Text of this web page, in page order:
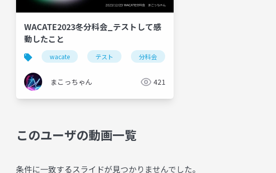
WACATE2023冬分科会_テストして感
動したこと
wacate テスト 分科会
まこっちゃん 421
このユーザの動画一覧
条件に一致するスライドが見つかりませんでした。